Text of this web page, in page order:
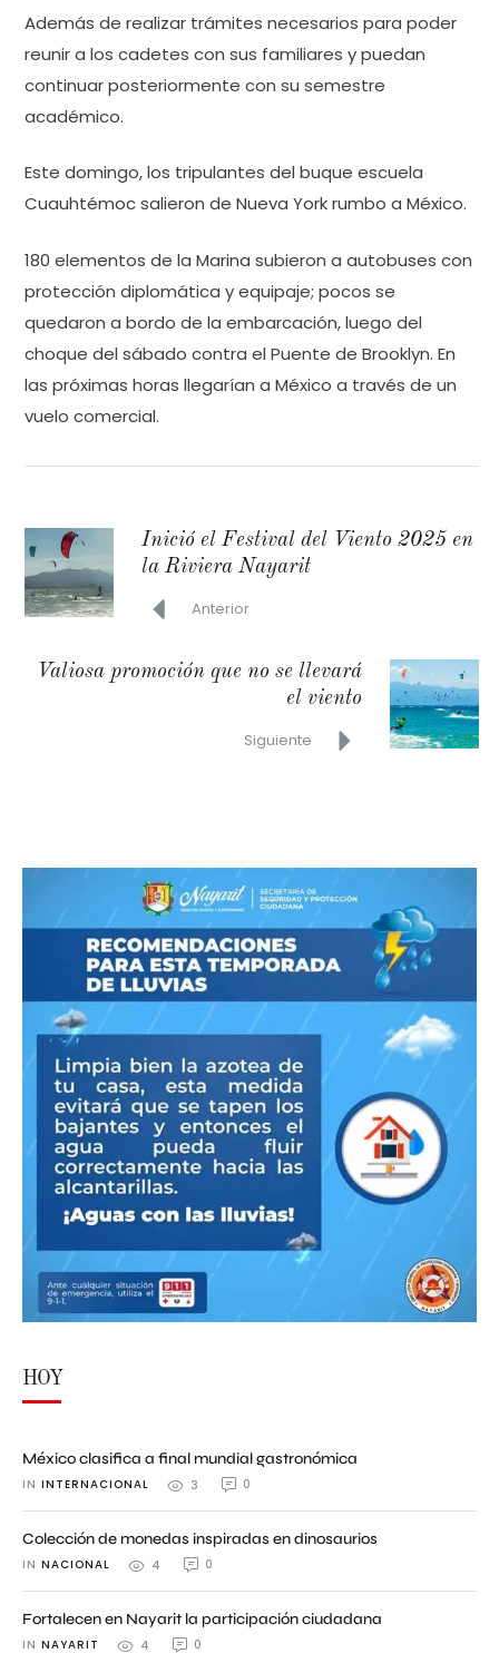
Además de realizar trámites necesarios para poder
reunir a los cadetes con sus familiares y puedan
continuar posteriormente con su semestre
académico.
Este domingo, los tripulantes del buque escuela
Cuauhtémoc salieron de Nueva York rumbo a México.
180 elementos de la Marina subieron a autobuses con
protección diplomática y equipaje; pocos se
quedaron a bordo de la embarcación, luego del
choque del sábado contra el Puente de Brooklyn. En
las próximas horas llegarían a México a través de un
vuelo comercial.
Inició el Festival del Viento 2025 en
la Riviera Nayarit
Anterior
Valiosa promoción que no se llevará
el viento
Siguiente
HOY
México clasifica a final mundial gastronómica
IN INTERNACIONAL 3 0
Colección de monedas inspiradas en dinosaurios
IN NACIONAL 4 0
Fortalecen en Nayarit la participación ciudadana
IN NAYARIT 4 0